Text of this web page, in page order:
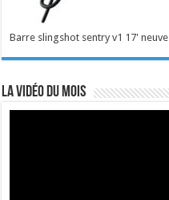
Barre slingshot sentry v1 17' neuve
La vidéo du mois